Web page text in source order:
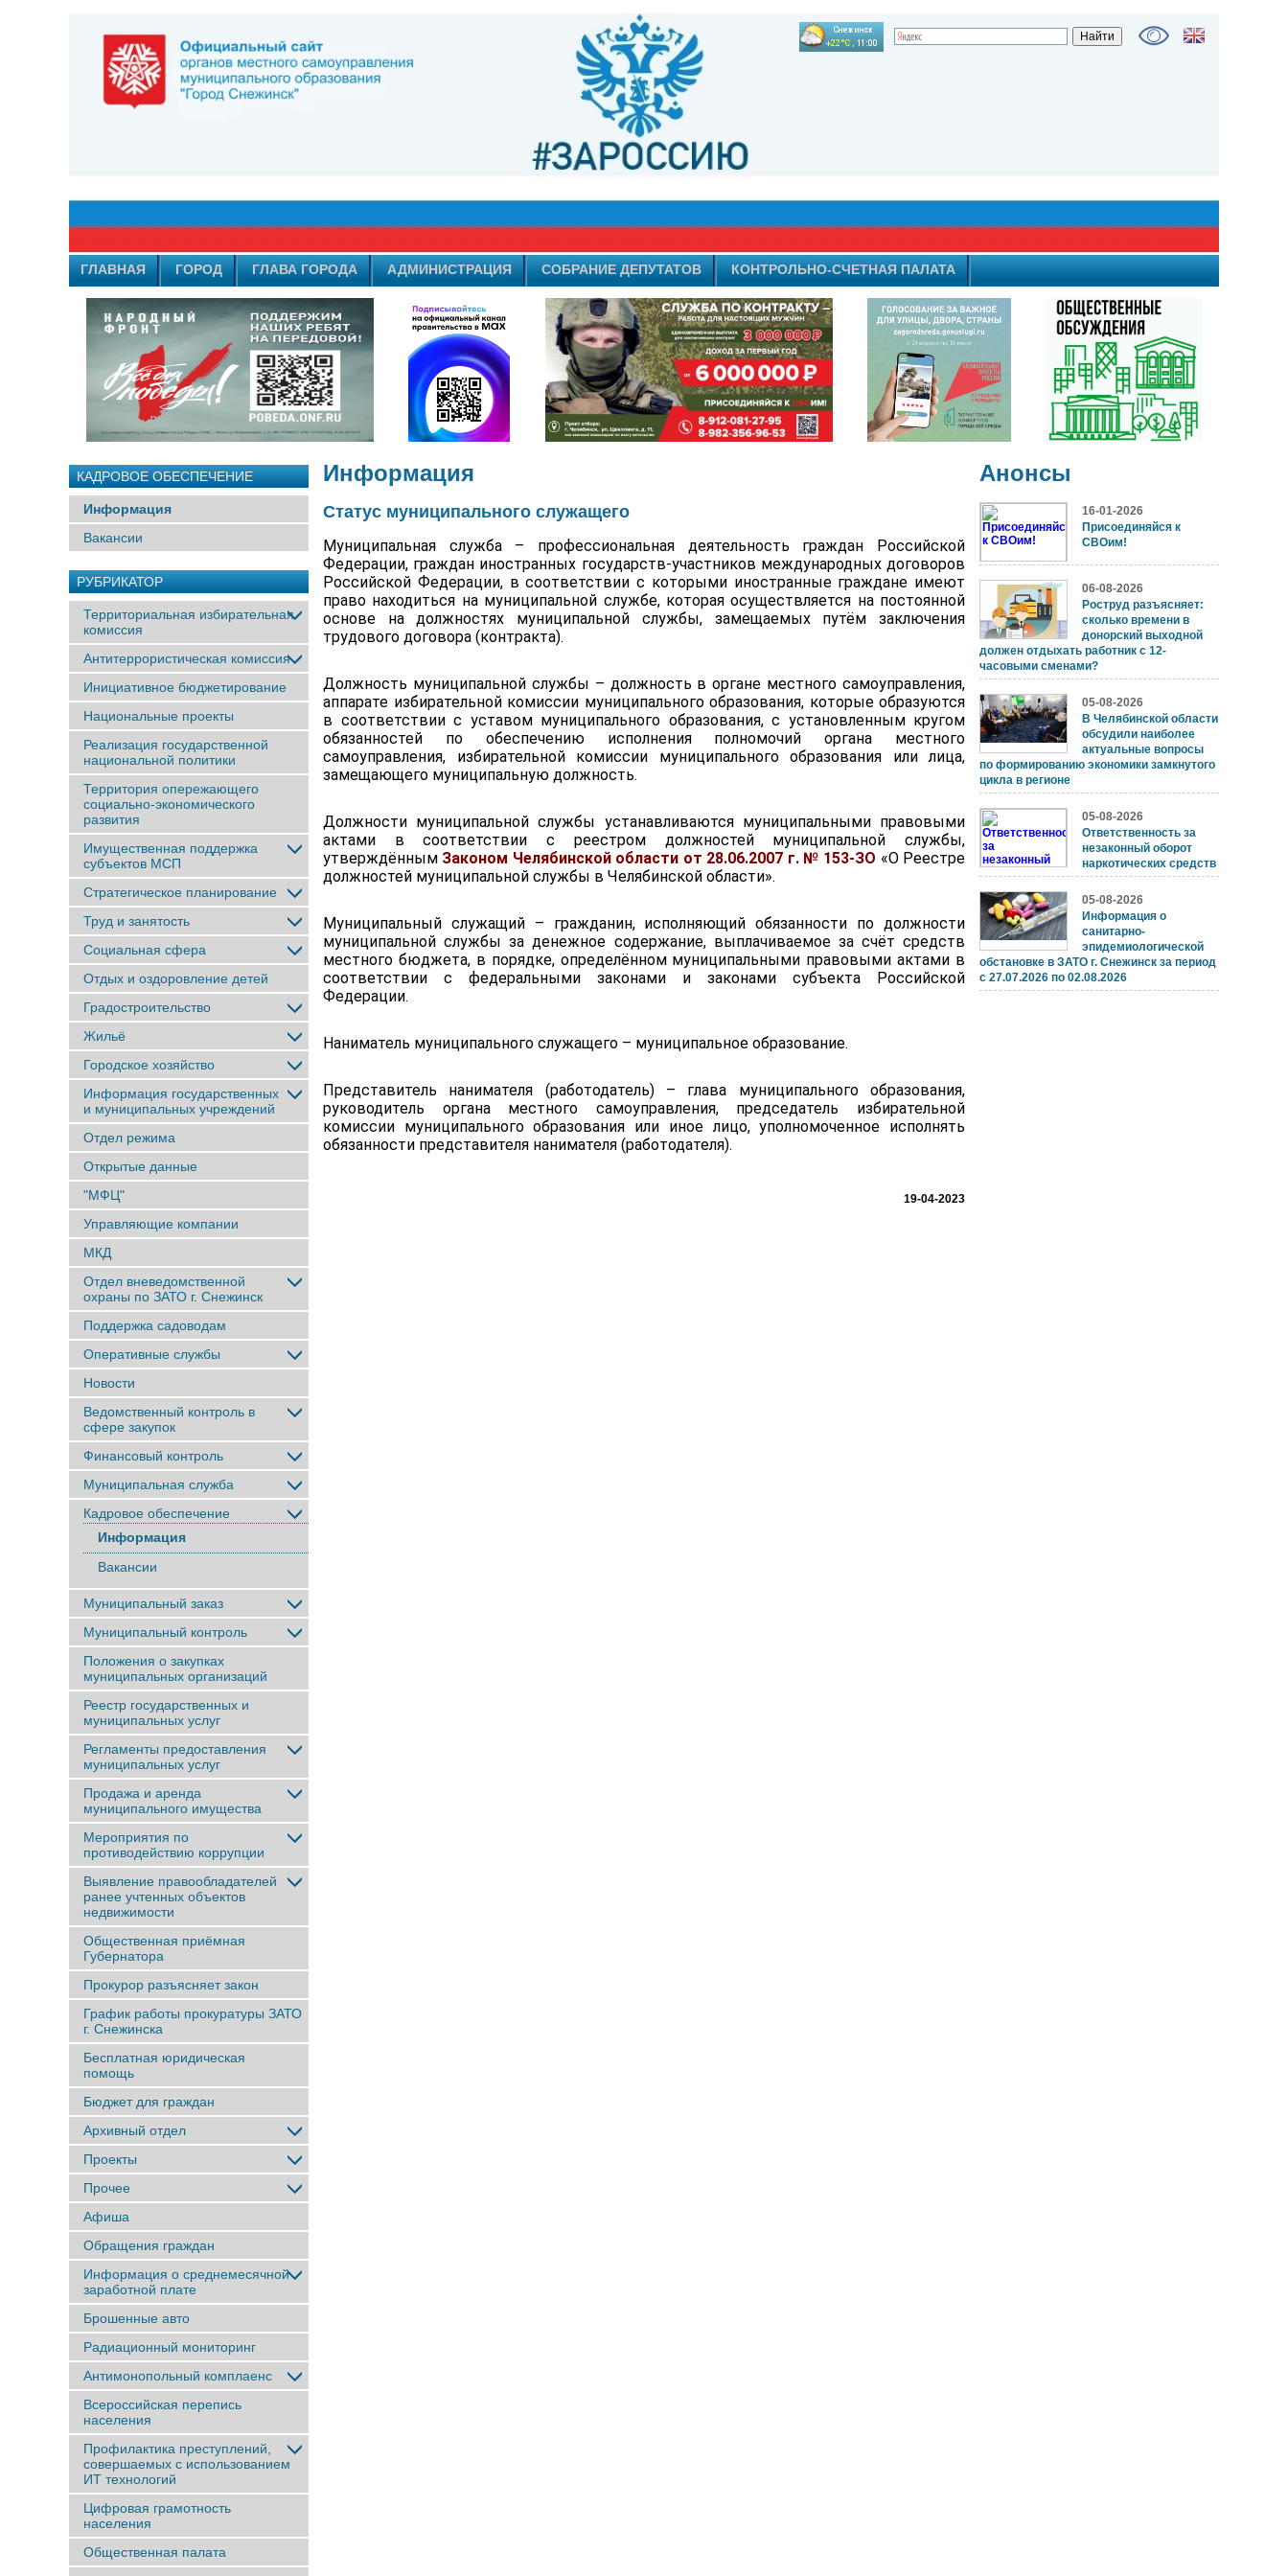
ГЛАВНАЯ ГОРОД ГЛАВА ГОРОДА АДМИНИСТРАЦИЯ СОБРАНИЕ ДЕПУТАТОВ КОНТРОЛЬНО-СЧЕТНАЯ ПАЛАТА
КАДРОВОЕ ОБЕСПЕЧЕНИЕ
Информация
Вакансии
РУБРИКАТОР
Территориальная избирательная
комиссия
Антитеррористическая комиссия
Инициативное бюджетирование
Национальные проекты
Реализация государственной
национальной политики
Территория опережающего
социально-экономического
развития
Имущественная поддержка
субъектов МСП
Стратегическое планирование
Труд и занятость
Социальная сфера
Отдых и оздоровление детей
Градостроительство
Жильё
Городское хозяйство
Информация государственных
и муниципальных учреждений
Отдел режима
Открытые данные
"МФЦ"
Управляющие компании
МКД
Отдел вневедомственной
охраны по ЗАТО г. Снежинск
Поддержка садоводам
Оперативные службы
Новости
Ведомственный контроль в
сфере закупок
Финансовый контроль
Муниципальная служба
Кадровое обеспечение
Информация
Вакансии
Муниципальный заказ
Муниципальный контроль
Положения о закупках
муниципальных организаций
Реестр государственных и
муниципальных услуг
Регламенты предоставления
муниципальных услуг
Продажа и аренда
муниципального имущества
Мероприятия по
противодействию коррупции
Выявление правообладателей
ранее учтенныx объектов
недвижимости
Общественная приёмная
Губернатора
Прокурор разъясняет закон
График работы прокуратуры ЗАТО
г. Снежинска
Бесплатная юридическая
помощь
Бюджет для граждан
Архивный отдел
Проекты
Прочее
Афиша
Обращения граждан
Информация о среднемесячной
заработной плате
Брошенные авто
Радиационный мониторинг
Антимонопольный комплаенс
Всероссийская перепись
населения
Профилактика преступлений,
совершаемых с использованием
ИТ технологий
Цифровая грамотность
населения
Общественная палата
Информация
Статус муниципального служащего
Муниципальная служба – профессиональная деятельность граждан Российской
Федерации, граждан иностранных государств-участников международных договоров
Российской Федерации, в соответствии с которыми иностранные граждане имеют
право находиться на муниципальной службе, которая осуществляется на постоянной
основе на должностях муниципальной службы, замещаемых путём заключения
трудового договора (контракта).
Должность муниципальной службы – должность в органе местного самоуправления,
аппарате избирательной комиссии муниципального образования, которые образуются
в соответствии с уставом муниципального образования, с установленным кругом
обязанностей по обеспечению исполнения полномочий органа местного
самоуправления, избирательной комиссии муниципального образования или лица,
замещающего муниципальную должность.
Должности муниципальной службы устанавливаются муниципальными правовыми
актами в соответствии с реестром должностей муниципальной службы,
утверждённым Законом Челябинской области от 28.06.2007 г. № 153-ЗО «О Реестре
должностей муниципальной службы в Челябинской области».
Муниципальный служащий – гражданин, исполняющий обязанности по должности
муниципальной службы за денежное содержание, выплачиваемое за счёт средств
местного бюджета, в порядке, определённом муниципальными правовыми актами в
соответствии с федеральными законами и законами субъекта Российской
Федерации.
Наниматель муниципального служащего – муниципальное образование.
Представитель нанимателя (работодатель) – глава муниципального образования,
руководитель органа местного самоуправления, председатель избирательной
комиссии муниципального образования или иное лицо, уполномоченное исполнять
обязанности представителя нанимателя (работодателя).
19-04-2023
Анонсы
16-01-2026
Присоединяйся к
СВОим!
06-08-2026
Роструд разъясняет:
сколько времени в
донорский выходной
должен отдыхать работник с 12-
часовыми сменами?
05-08-2026
В Челябинской области
обсудили наиболее
актуальные вопросы
по формированию экономики замкнутого
цикла в регионе
05-08-2026
Ответственность за
незаконный оборот
наркотических средств
05-08-2026
Информация о
санитарно-
эпидемиологической
обстановке в ЗАТО г. Снежинск за период
с 27.07.2026 по 02.08.2026